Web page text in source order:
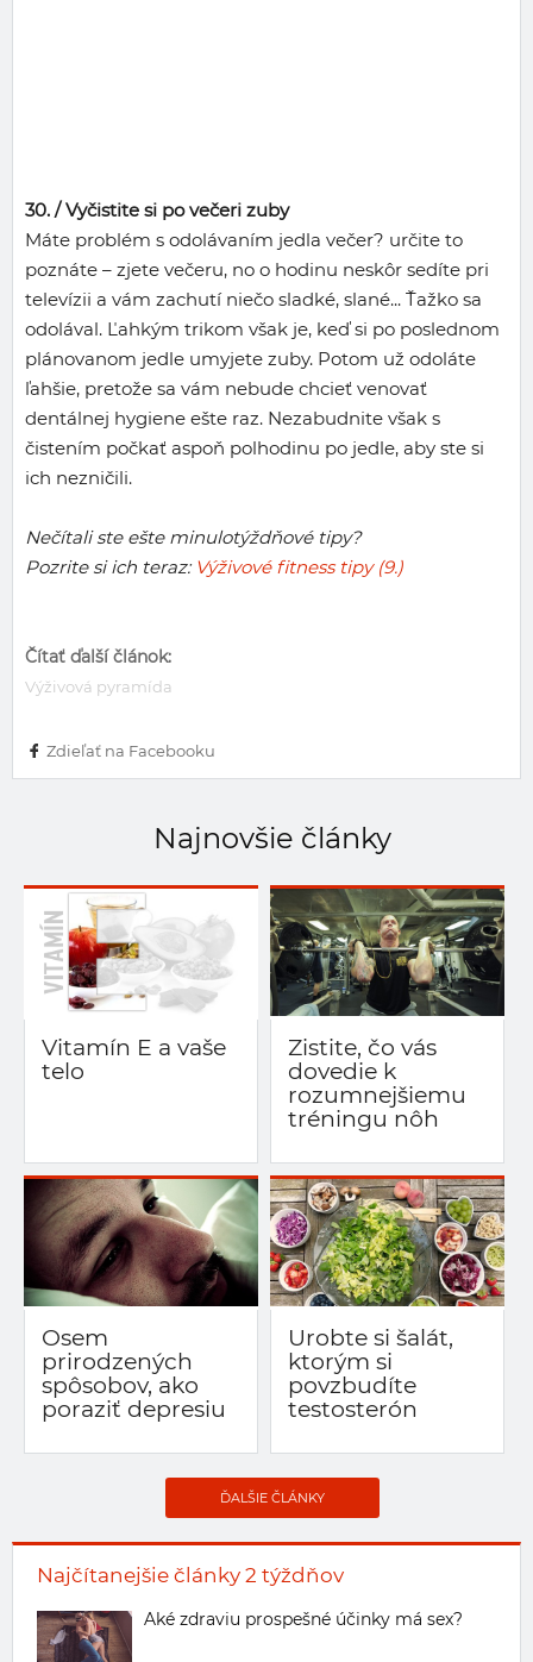
30. /Vyčistite si po večeri zuby
Máte problém s odolávaním jedla večer? určite to
poznáte – zjete večeru, no o hodinu neskôr sedíte pri
televízii a vám zachutí niečo sladké, slané... Ťažko sa
odolával. Ľahkým trikom však je, keď si po poslednom
plánovanom jedle umyjete zuby. Potom už odoláte
ľahšie, pretože sa vám nebude chcieť venovať
dentálnej hygiene ešte raz. Nezabudnite však s
čistením počkať aspoň polhodinu po jedle, aby ste si
ich nezničili.
Nečítali ste ešte minulotýždňové tipy?
Pozrite si ich teraz: Výživové fitness tipy (9.)
Čítať ďalší článok:
Výživová pyramída
Zdieľať na Facebooku
Najčítanejšie články 2 týždňov
Aké zdraviu prospešné účinky má sex?
Najnovšie články
Vitamín E a vaše
telo
Zistite, čo vás
dovedie k
rozumnejšiemu
tréningu nôh
Osem
prirodzených
spôsobov, ako
poraziť depresiu
Urobte si šalát,
ktorým si
povzbudíte
testosterón
ĎALŠIE ČLÁNKY